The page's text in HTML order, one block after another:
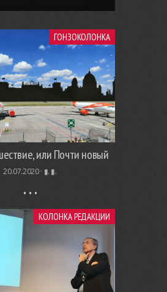
ГОНЗОКОЛОНКА
или Почти новый
20.07.2020 · ▮. ▮.
КОЛОНКА РЕДАКЦИИ